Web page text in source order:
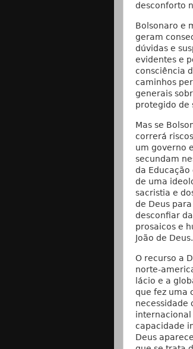
desconforto
Bolsonaro e
geram
dúvidas e
evidentes e
consciência
caminhos
generais
protegido de
Mas se
correrá
um governo
secundam
da
de uma
sacristia e
de Deus
desconfiar
prosaicos e
João de Deus.
O recurso a
norte-
lácio e a
que fez uma
necessidade
capacidade
Deus